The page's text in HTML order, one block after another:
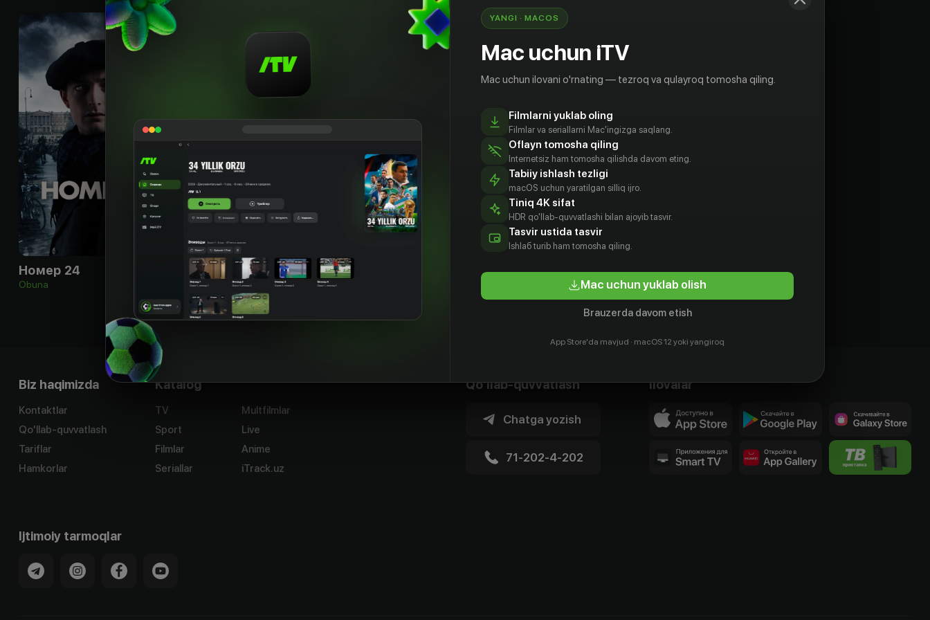
Номер 24
Obuna Obuna
16+
Biz haqimizda
Kontaktlar
Qo'llab-quvvatlash
Tariflar
Hamkorlar
Katalog
TV
Sport
Filmlar
Seriallar
Multfilmlar
Live
Anime
iTrack.uz
Qo'llab-quvvatlash
Chatga yozish
71-202-4-202
Ilovalar
Ijtimoiy tarmoqlar
YANGI · MACOS
Mac uchun iTV
Mac uchun ilovani o'rnating — tezroq va qulayroq tomosha qiling.
Filmlarni yuklab oling
Filmlar va seriallarni Mac'ingizga saqlang.
Oflayn tomosha qiling
Internetsiz ham tomosha qilishda davom eting.
Tabiiy ishlash tezligi
macOS uchun yaratilgan silliq ijro.
Tiniq 4K sifat
HDR qo'llab-quvvatlashi bilan ajoyib tasvir.
Tasvir ustida tasvir
Ishlаб turib ham tomosha qiling.
Mac uchun yuklab olish
Brauzerda davom etish
App Store'da mavjud · macOS 12 yoki yangiroq